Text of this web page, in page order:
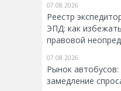
07.08.2026
Реестр
ЭПД: как
правовой
07.08.2026
Рынок
замедление